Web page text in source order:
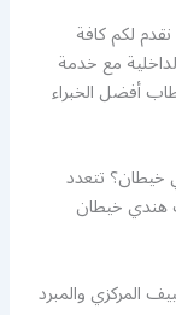
لكم كافة
مع خدمة
أفضل الخبراء
خيطان؟ تتعدد
هندي خيطان
المركزي والمبرد